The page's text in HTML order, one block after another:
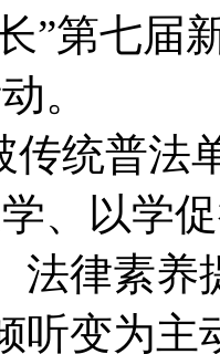
”第七届
。
传统普法
、以学
法律素
听变为主